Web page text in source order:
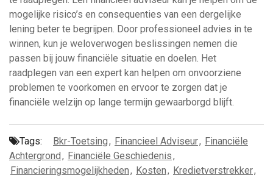
mogelijke risico’s en consequenties van een dergelijke
lening beter te begrijpen. Door professioneel advies in te
winnen, kun je weloverwogen beslissingen nemen die
passen bij jouw financiële situatie en doelen. Het
raadplegen van een expert kan helpen om onvoorziene
problemen te voorkomen en ervoor te zorgen dat je
financiële welzijn op lange termijn gewaarborgd blijft.
Tags: Bkr-Toetsing, Financieel Adviseur, Financiële
Achtergrond, Financiële Geschiedenis,
Financieringsmogelijkheden, Kosten, Kredietverstrekker,